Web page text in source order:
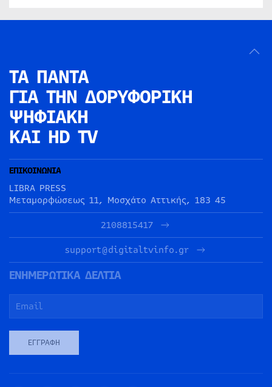
ΤΑ ΠΑΝΤΑ
ΓΙΑ ΤΗΝ ΔΟΡΥΦΟΡΙΚΗ
ΨΗΦΙΑΚΗ
ΚΑΙ HD TV
ΕΠΙΚΟΙΝΩΝΙΑ
LIBRA PRESS
Μεταμορφώσεως 11, Μοσχάτο Αττικής, 183 45
2108815417
support@digitaltvinfo.gr
ΕΝΗΜΕΡΩΤΙΚΑ ΔΕΛΤΙΑ
ΕΓΓΡΑΦΉ